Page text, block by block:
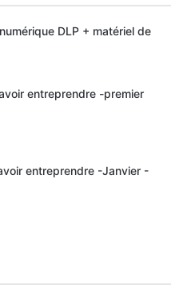
DLP + matériel de
entreprendre -premier
entreprendre -Janvier -